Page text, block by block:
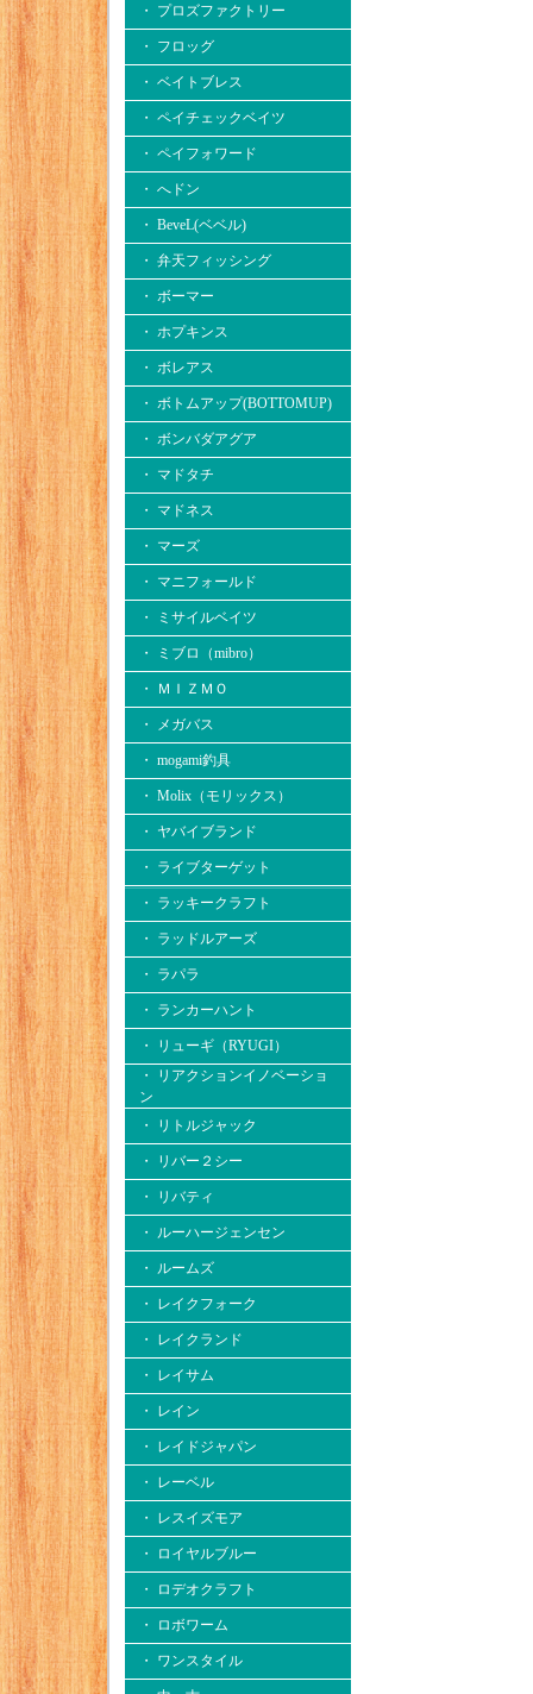
・ プロズファクトリー
・ フロッグ
・ ベイトブレス
・ ペイチェックベイツ
・ ペイフォワード
・ へドン
・ BeveL(ベベル)
・ 弁天フィッシング
・ ボーマー
・ ホプキンス
・ ボレアス
・ ボトムアップ(BOTTOMUP)
・ ボンバダアグア
・ マドタチ
・ マドネス
・ マーズ
・ マニフォールド
・ ミサイルベイツ
・ ミブロ（mibro）
・ ＭＩＺＭＯ
・ メガバス
・ mogami釣具
・ Molix（モリックス）
・ ヤバイブランド
・ ライブターゲット
・ ラッキークラフト
・ ラッドルアーズ
・ ラパラ
・ ランカーハント
・ リューギ（RYUGI）
・ リアクションイノベーショ
ン
・ リトルジャック
・ リバー２シー
・ リバティ
・ ルーハージェンセン
・ ルームズ
・ レイクフォーク
・ レイクランド
・ レイサム
・ レイン
・ レイドジャパン
・ レーベル
・ レスイズモア
・ ロイヤルブルー
・ ロデオクラフト
・ ロボワーム
・ ワンスタイル